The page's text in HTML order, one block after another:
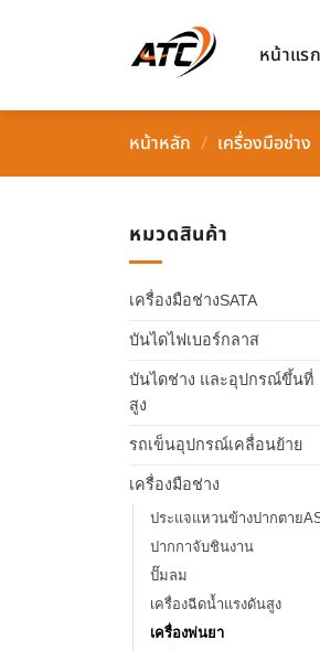
หน้าแรก
หน้าหลัก / เครื่องมือช่าง
หมวดสินค้า
เครื่องมือช่างSATA
บันไดไฟเบอร์กลาส
บันไดช่าง และอุปกรณ์ขึ้นที่
สูง
รถเข็นอุปกรณ์เคลื่อนย้าย
เครื่องมือช่าง
ประแจแหวนข้างปากตาย
ปากกาจับชินงาน
ปั๊มลม
เครื่องฉีดน้ำแรงดันสูง
เครื่องพ่นยา